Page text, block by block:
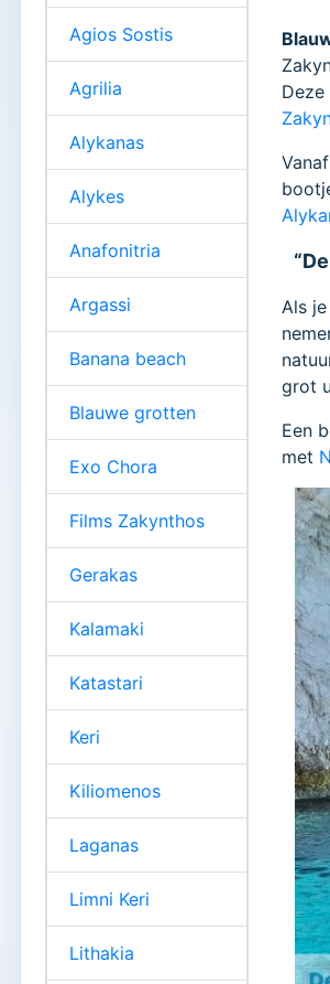
Als
grot
Een
met
Agios Sostis
Agrilia
Alykanas
Alykes
Anafonitria
Argassi
Banana beach
Blauwe grotten
Exo Chora
Films Zakynthos
Gerakas
Kalamaki
Katastari
Keri
Kiliomenos
Laganas
Limni Keri
Lithakia